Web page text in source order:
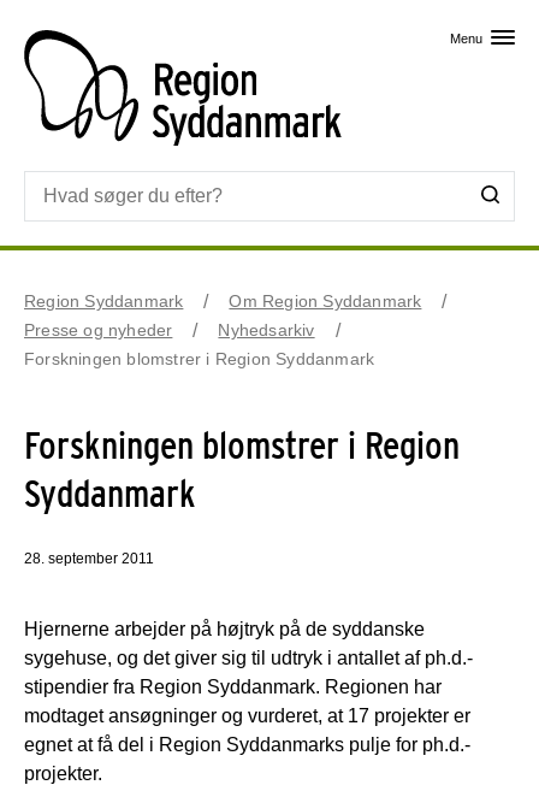
Menu
Region Syddanmark
Om Region Syddanmark
Presse og nyheder
Nyhedsarkiv
Forskningen blomstrer i Region Syddanmark
Forskningen blomstrer i Region
Syddanmark
28. september 2011
Hjernerne arbejder på højtryk på de syddanske
sygehuse, og det giver sig til udtryk i antallet af ph.d.-
stipendier fra Region Syddanmark. Regionen har
modtaget ansøgninger og vurderet, at 17 projekter er
egnet at få del i Region Syddanmarks pulje for ph.d.-
projekter.